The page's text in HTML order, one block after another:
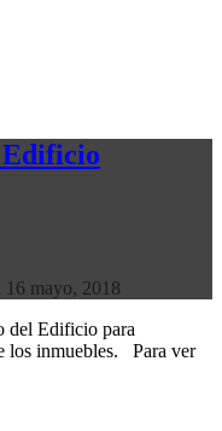
16 mayo, 2018
del Edificio para
los inmuebles. Para ver